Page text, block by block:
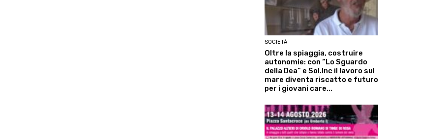
SOCIETÀ
Oltre la spiaggia, costruire
autonomie: con “Lo Sguardo
della Dea” e Sol.Inc il lavoro sul
mare diventa riscatto e futuro
per i giovani care...